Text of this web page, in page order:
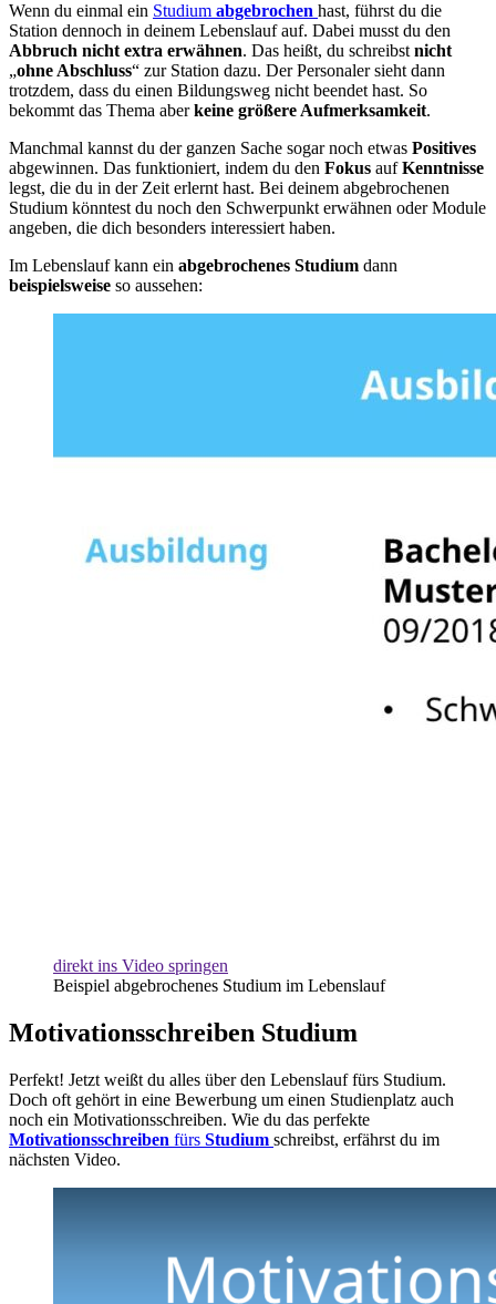
Wenn du einmal ein Studium abgebrochen hast, führst du die
Station dennoch in deinem Lebenslauf auf. Dabei musst du den
Abbruch nicht extra erwähnen. Das heißt, du schreibst nicht
„ohne Abschluss“ zur Station dazu. Der Personaler sieht dann
trotzdem, dass du einen Bildungsweg nicht beendet hast. So
bekommt das Thema aberkeine größere Aufmerksamkeit.
Manchmal kannst du der ganzen Sache sogar noch etwas Positives
abgewinnen. Das funktioniert, indem du den Fokus aufKenntnisse
legst, die du in der Zeit erlernt hast. Bei deinem abgebrochenen
Studium könntest du noch den Schwerpunkt erwähnen oder Module
angeben, die dich besonders interessiert haben.
Im Lebenslauf kann ein abgebrochenes Studium dann
beispielsweise so aussehen:
direkt ins Video springen
Beispiel abgebrochenes Studium im Lebenslauf
Motivationsschreiben Studium
Perfekt! Jetzt weißt du alles über den Lebenslauf fürs Studium.
Doch oft gehört in eine Bewerbung um einen Studienplatz auch
noch ein Motivationsschreiben. Wie du das perfekte
Motivationsschreiben fürs Studium schreibst, erfährst du im
nächsten Video.